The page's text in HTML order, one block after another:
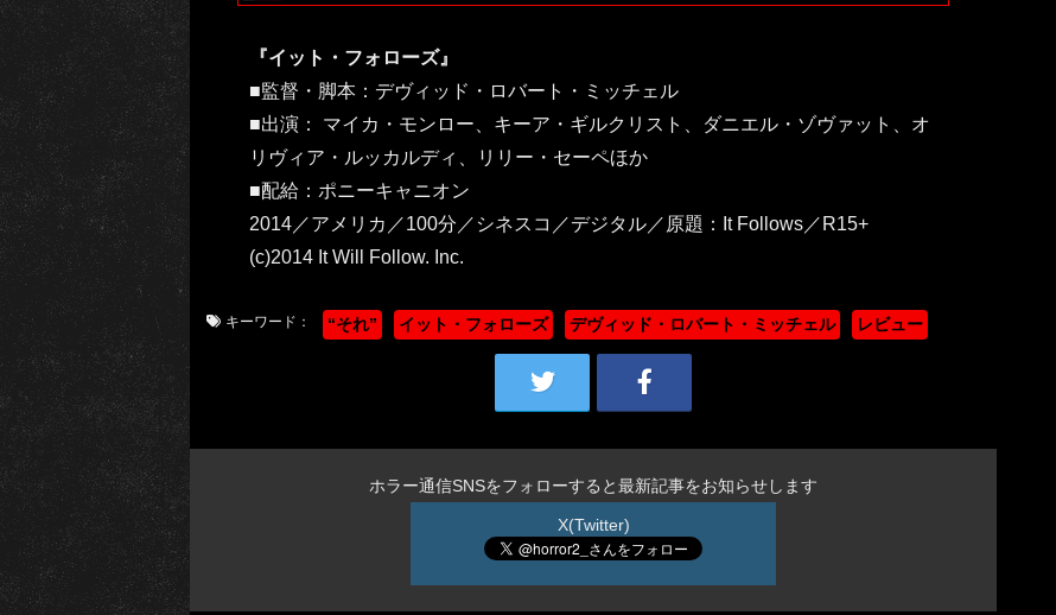
『イット・フォローズ』
■監督・脚本：デヴィッド・ロバート・ミッチェル
■出演： マイカ・モンロー、キーア・ギルクリスト、ダニエル・ゾヴァット、オ
リヴィア・ルッカルディ、リリー・セーペほか
■配給：ポニーキャニオン
2014／アメリカ／100分／シネスコ／デジタル／原題：It Follows／R15+
(c)2014 It Will Follow. Inc.
キーワード： “それ” イット・フォローズ デヴィッド・ロバート・ミッチェル レビュー
ホラー通信SNSをフォローすると最新記事をお知らせします
X(Twitter)